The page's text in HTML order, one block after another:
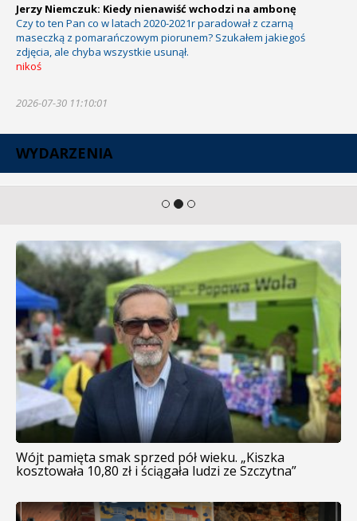
Jerzy Niemczuk: Kiedy nienawiść wchodzi na ambonę
Czy to ten Pan co w latach 2020-2021r paradował z czarną
maseczką z pomarańczowym piorunem? Szukałem jakiegoś
zdjęcia, ale chyba wszystkie usunął.
nikoś
2026-07-30 11:10:01
WYDARZENIA
Wójt pamięta smak sprzed pół wieku. „Kiszka
kosztowała 10,80 zł i ściągała ludzi ze Szczytna”